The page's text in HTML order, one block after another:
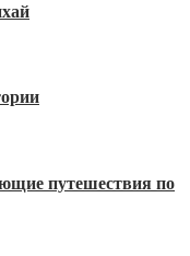
путешествия по